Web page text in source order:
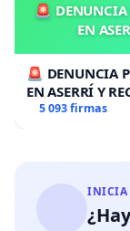
🚨 DENUNCIA
EN
🚨 DENUNCIA
EN ASERRÍ Y
5 093 firmas
INICIA